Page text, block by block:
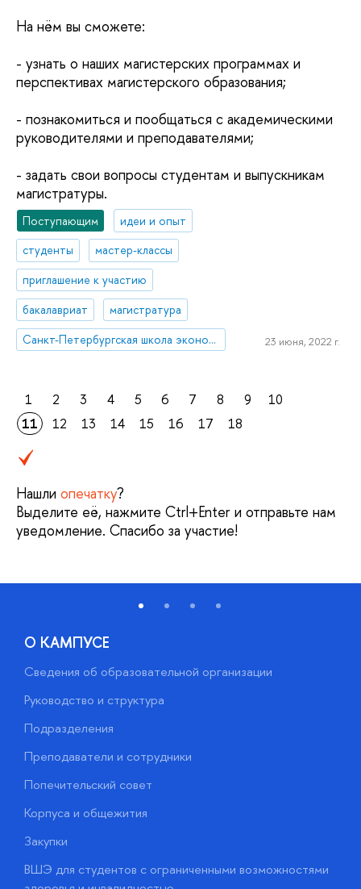
На нём вы сможете:
- узнать о наших магистерских программах и
перспективах магистерского образования;
- познакомиться и пообщаться с академическими
руководителями и преподавателями;
- задать свои вопросы студентам и выпускникам
магистратуры.
Поступающим
идеи и опыт
студенты
мастер-классы
приглашение к участию
бакалавриат
магистратура
Санкт-Петербургская школа экономики и менеджмента
23 июня, 2022 г.
1 2 3 4 5 6 7 8 9
10
11
12 13 14 15 16 17 18
Нашли опечатку?
Выделите её, нажмите Ctrl+Enter и отправьте нам
уведомление. Спасибо за участие!
О КАМПУСЕ
Сведения об образовательной организации
Руководство и структура
Подразделения
Преподаватели и сотрудники
Попечительский совет
Корпуса и общежития
Закупки
ВШЭ для студентов с ограниченными возможностями